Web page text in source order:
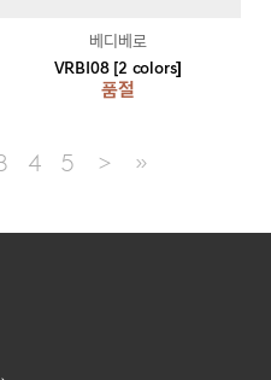
VRBI08 [2 colors]
품절
베디베로
4 5 ＞ ≫